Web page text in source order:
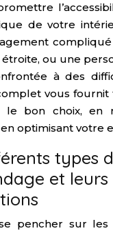
de votre
compliqué
ou une
à des
vous fournit
le bon choix, en
optimisant votre
types
et leurs
pencher sur les